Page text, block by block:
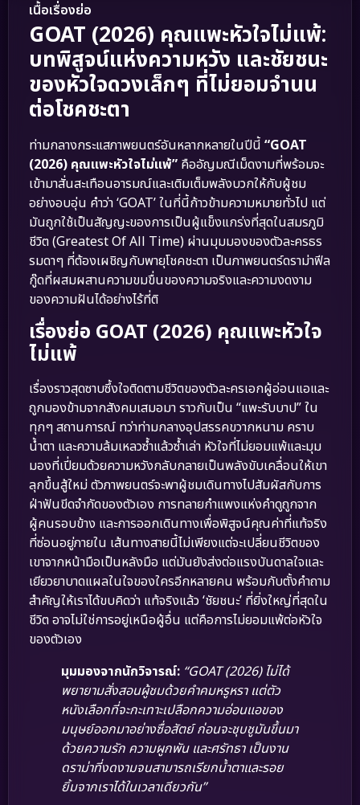
เนื้อเรื่องย่อ
GOAT (2026) คุณแพะหัวใจไม่แพ้:
บทพิสูจน์แห่งความหวัง และชัยชนะ
ของหัวใจดวงเล็กๆ ที่ไม่ยอมจำนน
ต่อโชคชะตา
ท่ามกลางกระแสภาพยนตร์อันหลากหลายในปีนี้ “GOAT
(2026) คุณแพะหัวใจไม่แพ้” คืออัญมณีเม็ดงามที่พร้อมจะ
เข้ามาสั่นสะเทือนอารมณ์และเติมเต็มพลังบวกให้กับผู้ชม
อย่างอบอุ่น คำว่า ‘GOAT’ ในที่นี้ก้าวข้ามความหมายทั่วไป แต่
มันถูกใช้เป็นสัญญะของการเป็นผู้แข็งแกร่งที่สุดในสมรภูมิ
ชีวิต (Greatest Of All Time) ผ่านมุมมองของตัวละครธร
รมดาๆ ที่ต้องเผชิญกับพายุโชคชะตา เป็นภาพยนตร์ดราม่าฟีล
กู๊ดที่ผสมผสานความขมขื่นของความจริงและความงดงาม
ของความฝันได้อย่างไร้ที่ติ
เรื่องย่อ GOAT (2026) คุณแพะหัวใจ
ไม่แพ้
เรื่องราวสุดซาบซึ้งใจติดตามชีวิตของตัวละครเอกผู้อ่อนแอและ
ถูกมองข้ามจากสังคมเสมอมา ราวกับเป็น “แพะรับบาป” ใน
ทุกๆ สถานการณ์ ทว่าท่ามกลางอุปสรรคขวากหนาม คราบ
น้ำตา และความล้มเหลวซ้ำแล้วซ้ำเล่า หัวใจที่ไม่ยอมแพ้และมุม
มองที่เปี่ยมด้วยความหวังกลับกลายเป็นพลังขับเคลื่อนให้เขา
ลุกขึ้นสู้ใหม่ ตัวภาพยนตร์จะพาผู้ชมเดินทางไปสัมผัสกับการ
ฝ่าฟันขีดจำกัดของตัวเอง การทลายกำแพงแห่งคำดูถูกจาก
ผู้คนรอบข้าง และการออกเดินทางเพื่อพิสูจน์คุณค่าที่แท้จริง
ที่ซ่อนอยู่ภายใน เส้นทางสายนี้ไม่เพียงแต่จะเปลี่ยนชีวิตของ
เขาจากหน้ามือเป็นหลังมือ แต่มันยังส่งต่อแรงบันดาลใจและ
เยียวยาบาดแผลในใจของใครอีกหลายคน พร้อมกับตั้งคำถาม
สำคัญให้เราได้ขบคิดว่า แท้จริงแล้ว ‘ชัยชนะ’ ที่ยิ่งใหญ่ที่สุดใน
ชีวิต อาจไม่ใช่การอยู่เหนือผู้อื่น แต่คือการไม่ยอมแพ้ต่อหัวใจ
ของตัวเอง
มุมมองจากนักวิจารณ์: “GOAT (2026) ไม่ได้
พยายามสั่งสอนผู้ชมด้วยคำคมหรูหรา แต่ตัว
หนังเลือกที่จะกะเทาะเปลือกความอ่อนแอของ
มนุษย์ออกมาอย่างซื่อสัตย์ ก่อนจะชุบชูมันขึ้นมา
ด้วยความรัก ความผูกพัน และศรัทธา เป็นงาน
ดราม่าที่งดงามจนสามารถเรียกน้ำตาและรอย
ยิ้มจากเราได้ในเวลาเดียวกัน”